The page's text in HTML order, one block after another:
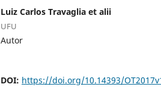
Luiz Carlos Travaglia et alii
UFU
Autor
DOI: https://doi.org/10.14393/